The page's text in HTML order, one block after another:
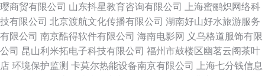
璎商贸有限公司 山东抖星教育咨询有限公司
上海蜜鹂炽网络科
技有限公司 北京渡航文化传播有限公司 湖南好山好水旅游服务
有限公司 南京酷得软件有限公司 海南电影网 义乌格道服饰有限
公司 昆山利米拓电子科技有限公司 福州市鼓楼区幽茗云阁茶叶
店 环境保护监测 卡莫尔热能设备南京有限公司
上海七分钱信息